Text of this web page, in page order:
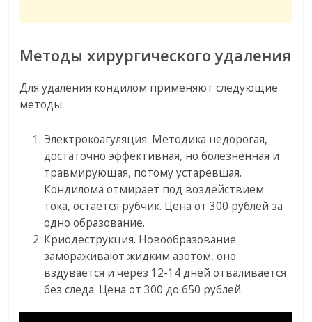
Методы хирургического удаления
Для удаления кондилом применяют следующие
методы:
Электрокоагуляция. Методика недорогая,
достаточно эффективная, но болезненная и
травмирующая, потому устаревшая.
Кондилома отмирает под воздействием
тока, остается рубчик. Цена от 300 рублей за
одно образование.
Криодеструкция. Новообразование
замораживают жидким азотом, оно
вздувается и через 12-14 дней отваливается
без следа. Цена от 300 до 650 рублей.